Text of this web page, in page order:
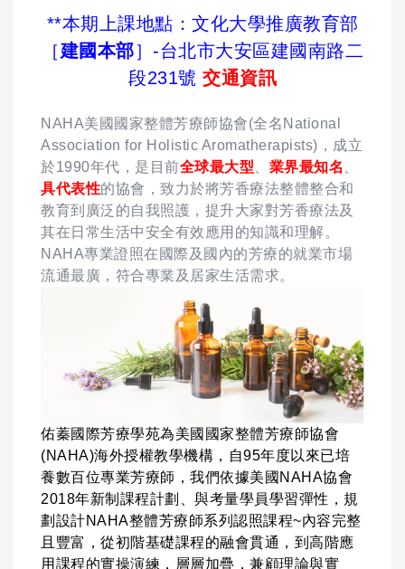
**本期上課地點：文化大學推廣教育部
［建國本部］-台北市大安區建國南路二
段231號 交通資訊
NAHA美國國家整體芳療師協會(全名National
Association for Holistic Aromatherapists)，成立
於1990年代，是目前全球最大型 業界最知名
具代表性的協會，致力於將芳香療法整體整合和
教育到廣泛的自我照護，提升大家對芳香療法及
其在日常生活中安全有效應用的知識和理解。
NAHA專業證照在國際及國內的芳療的就業市場
流通最廣，符合專業及居家生活需求。
佑蓁國際芳療學苑為美國國家整體芳療師協會
(NAHA)海外授權教學機構，自95年度以來已培
養數百位專業芳療師，我們依據美國NAHA協會
2018年新制課程計劃、與考量學員學習彈性，規
劃設計NAHA整體芳療師系列認照課程~內容完整
且豐富，從初階基礎課程的融會貫通，到高階應
用課程的實操演練，層層加疊，兼顧理論與實